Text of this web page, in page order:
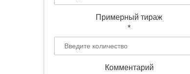
Выбранный
изменить под
разработать
Примерный тираж
*
Комментарий